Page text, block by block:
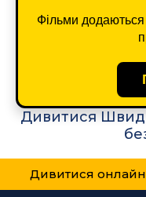
Фільми
Дивитися
Дивитися онлайн